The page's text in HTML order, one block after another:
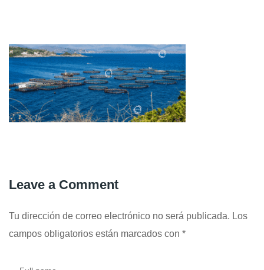
Leave a Comment
Tu dirección de correo electrónico no será publicada. Los
campos obligatorios están marcados con *